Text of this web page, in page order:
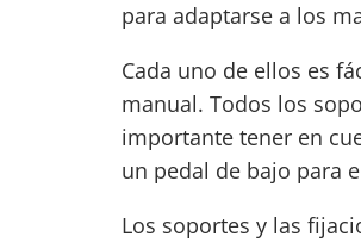
para adaptarse a los
Cada uno de ellos es
manual. Todos los
importante tener en
un pedal de bajo para
Los soportes y las